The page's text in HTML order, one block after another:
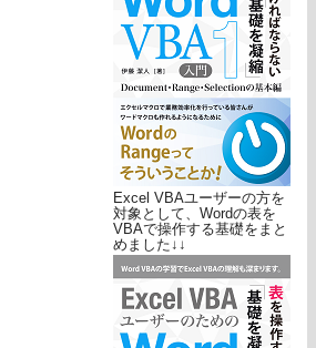
Excel VBAユーザーの方を
対象として、Wordの表を
VBAで操作する基礎をまと
めました↓↓